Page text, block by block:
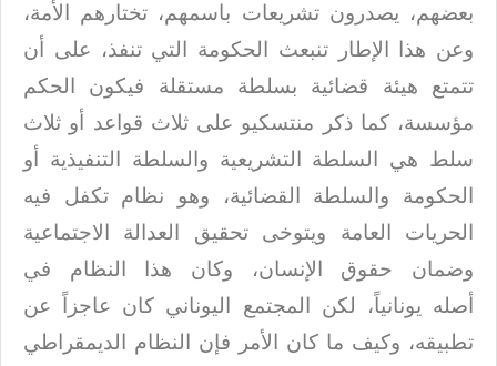
بعضهم، يصدرون تشريعات باسمهم، تختارهم الأمة،
وعن هذا الإطار تنبعث الحكومة التي تنفذ، على أن
تتمتع هيئة قضائية بسلطة مستقلة فيكون
الحكم
مؤسسة، كما ذكر منتسكيو على ثلاث قواعد أو ثلاث
سلط هي السلطة التشريعية والسلطة التنفيذية أو
الحكومة والسلطة القضائية، وهو نظام تكفل فيه
الحريات العامة
ويتوخى تحقيق العدالة الاجتماعية
وضمان حقوق الإنسان، وكان هذا النظام في
أصله يونانياً، لكن المجتمع اليوناني كان عاجزاً عن
تطبيقه، وكيف ما كان
الأمر فإن النظام الديمقراطي